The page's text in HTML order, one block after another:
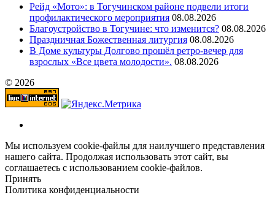
Рейд «Мото»: в Тогучинском районе подвели итоги
профилактического мероприятия 08.08.2026
Благоустройство в Тогучине: что изменится? 08.08.2026
Праздничная Божественная литургия 08.08.2026
В Доме культуры Долгово прошёл ретро-вечер для
взрослых «Все цвета молодости». 08.08.2026
© 2026
Мы используем cookie-файлы для наилучшего представления
нашего сайта. Продолжая использовать этот сайт, вы
соглашаетесь с использованием cookie-файлов.
Принять
Политика конфиденциальности